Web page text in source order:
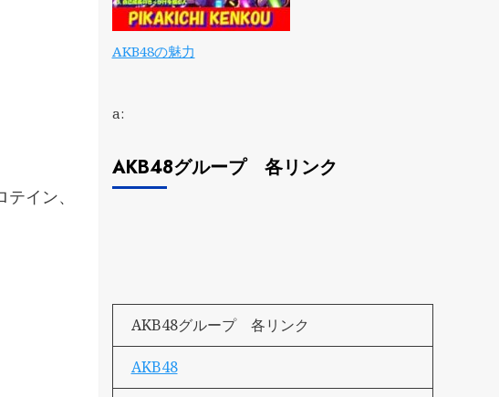
イン、
AKB48の魅力
a:
AKB48グループ 各リンク
AKB48グループ 各リンク
AKB48